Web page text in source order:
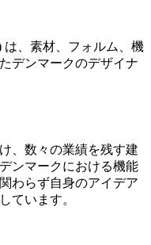
は、素材、フォルム、機
デンマークのデザイナ
、数々の業績を残す建
ンマークにおける機能
わらず自身のアイデア
ています。